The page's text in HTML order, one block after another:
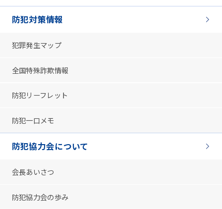
防犯対策情報
犯罪発生マップ
全国特殊詐欺情報
防犯リーフレット
防犯一口メモ
防犯協力会について
会長あいさつ
防犯協力会の歩み